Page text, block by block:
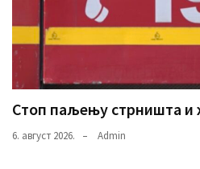
Стоп паљењу стрништа и
6. август 2026. Admin